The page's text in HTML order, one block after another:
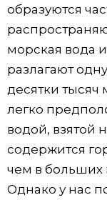
образуются
морская вода
разлагают
десятки тысяч
легко
водой, взятой
содержится
чем в больших
Однако у нас